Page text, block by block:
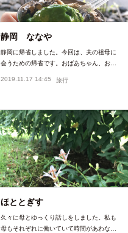
静岡 ななや
静岡に帰省しました。今回は、夫の祖母に
会うための帰省です。おばあちゃん、お…
2019.11.17 14:45 旅行
ほととぎす
久々に母とゆっくり話しをしました。私も
母もそれぞれに働いていて時間があわな…